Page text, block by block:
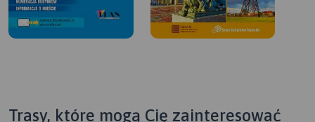
Trasy, które mogą Cię zainteresować